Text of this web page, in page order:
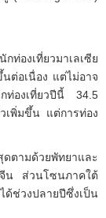
ท่องเที่ยวมาเลเซีย
นต่อเนื่อง แต่ไม่อาจ
ท่องเที่ยวปีนี้ 34.5
พิ่มขึ้น แต่การท่อง
ามด้วยพัทยาและ
จีน ส่วนโซนภาคใต้
ด้ช่วงปลายปีซึ่งเป็น